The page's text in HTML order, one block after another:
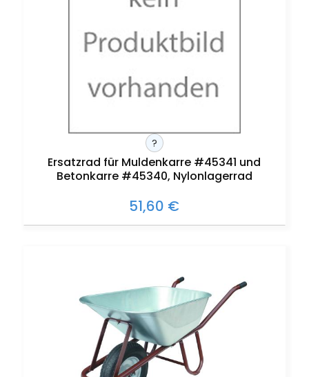
?
Ersatzrad für Muldenkarre #45341 und
Betonkarre #45340, Nylonlagerrad
51,60 €